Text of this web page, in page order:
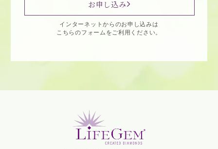
お申し込み
インターネットからのお申し込みは
こちらのフォームをご利用ください。